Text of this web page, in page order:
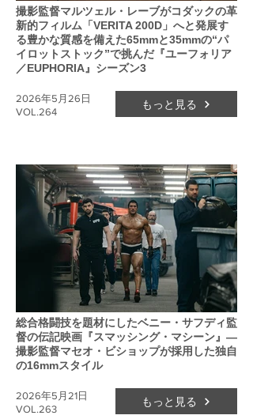
撮影監督マルツェル・レーブがコダックの革
新的フィルム「VERITA 200D」へと発展す
る豊かな質感を備えた65mmと35mmの“パ
イロットストック”で挑んだ『ユーフォリア
／EUPHORIA』シーズン3
VOL.264
2026年5月26日 もっと見る
総合格闘技を題材にしたベニー・サフディ監
督の伝記映画『スマッシング・マシーン』―
撮影監督マセオ・ビショップが採用した独自
の16mmスタイル
VOL.263
2026年5月21日 もっと見る